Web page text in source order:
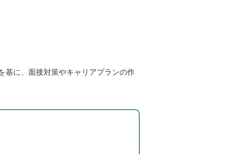
基に、面接対策やキャリアプランの作